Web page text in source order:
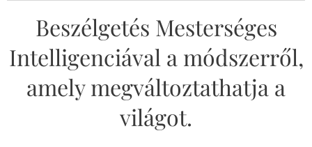
Beszélgetés Mesterséges
Intelligenciával a módszerről,
amely megváltoztathatja a
világot.